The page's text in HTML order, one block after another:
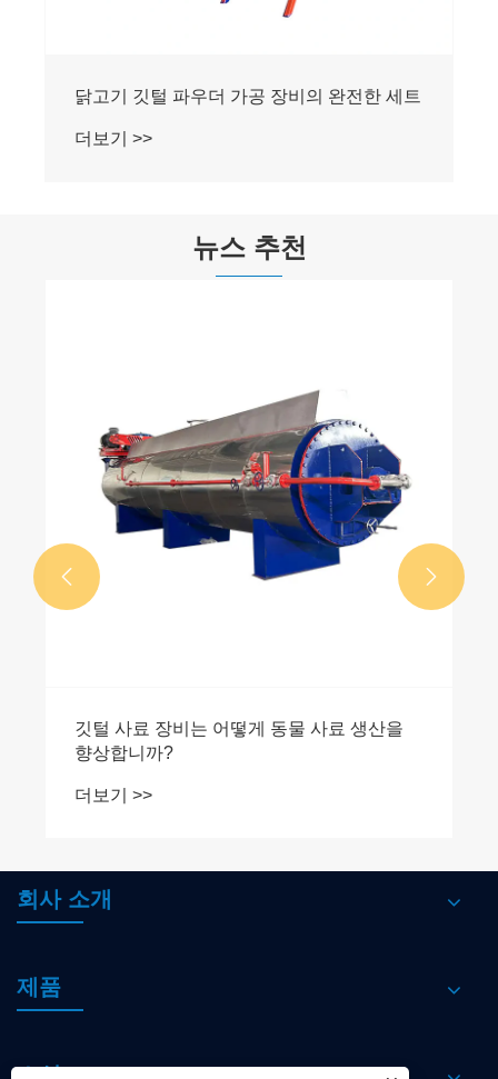
닭고기 깃털 파우더 가공 장비의 완전한 세트
더보기 >>
뉴스 추천
깃털 사료 장비는 어떻게 동물 사료 생산을
향상합니까?
더보기 >>
 
회사 소개
제품